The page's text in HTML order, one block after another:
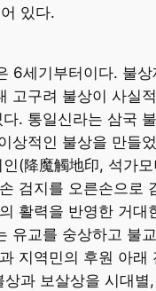
있다.
6세기부터이다. 불
고구려 불상이 사실
. 통일신라는 삼국
상적인 불상을 만들
(降魔觸地印, 석가
검지를 오른손으로
활력을 반영한 거대
유교를 숭상하고 불
지역민의 후원 아래
과 보살상을 시대별